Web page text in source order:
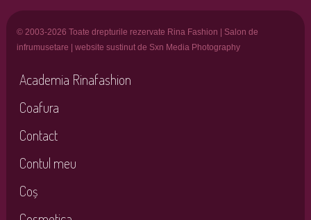
© 2003-2026 Toate drepturile rezervate Rina Fashion | Salon de
infrumusetare | website sustinut de Sxn Media Photography
Academia Rinafashion
Coafura
Contact
Contul meu
Coș